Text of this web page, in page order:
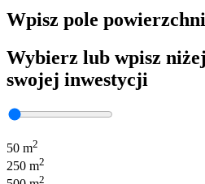
Wpisz pole
Wybierz lub wpisz
swojej inwestycji
50 m2
250 m2
2